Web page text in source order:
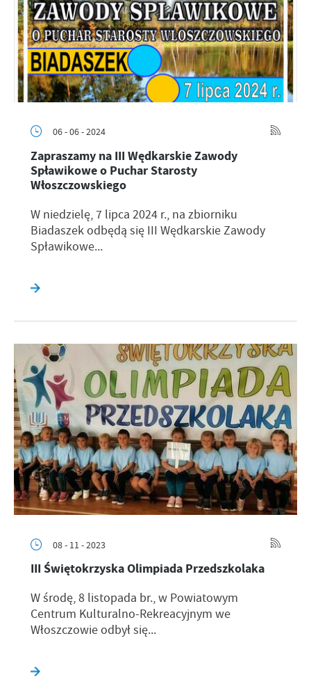
06 - 06 - 2024
Zapraszamy na III Wędkarskie Zawody
Spławikowe o Puchar Starosty
Włoszczowskiego
W niedzielę, 7 lipca 2024 r., na zbiorniku
Biadaszek odbędą się III Wędkarskie Zawody
Spławikowe...
08 - 11 - 2023
III Świętokrzyska Olimpiada Przedszkolaka
W środę, 8 listopada br., w Powiatowym
Centrum Kulturalno-Rekreacyjnym we
Włoszczowie odbył się...